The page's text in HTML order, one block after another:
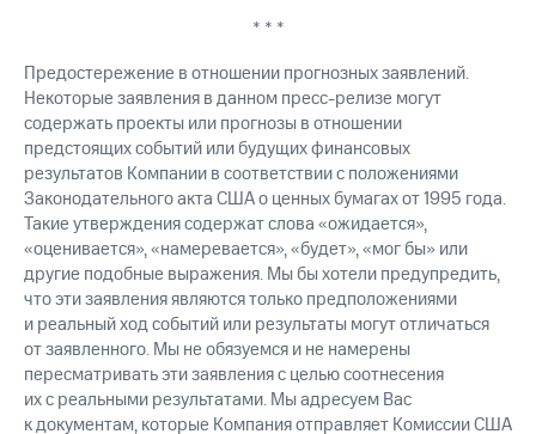
* * *
Предостережение в отношении прогнозных заявлений.
Некоторые заявления в данном пресс-релизе могут
содержать проекты или прогнозы в отношении
предстоящих событий или будущих финансовых
результатов Компании в соответствии с положениями
Законодательного акта США о ценных бумагах от 1995 года.
Такие утверждения содержат слова «ожидается»,
«оценивается», «намеревается», «будет», «мог бы» или
другие подобные выражения. Мы бы хотели предупредить,
что эти заявления являются только предположениями
и реальный ход событий или результаты могут отличаться
от заявленного. Мы не обязуемся и не намерены
пересматривать эти заявления с целью соотнесения
их с реальными результатами. Мы адресуем Вас
к документам, которые Компания отправляет Комиссии США